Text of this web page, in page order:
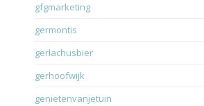
gfgmarketing
germontis
gerlachusbier
gerhoofwijk
genietenvanjetuin